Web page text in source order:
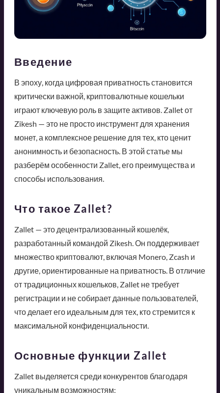
Введение
В эпоху, когда цифровая приватность становится
критически важной, криптовалютные кошельки
играют ключевую роль в защите активов. Zallet от
Zikesh — это не просто инструмент для хранения
монет, а комплексное решение для тех, кто ценит
анонимность и безопасность. В этой статье мы
разберём особенности Zallet, его преимущества и
способы использования.
Что такое Zallet?
Zallet — это децентрализованный кошелёк,
разработанный командой Zikesh. Он поддерживает
множество криптовалют, включая Monero, Zcash и
другие, ориентированные на приватность. В отличие
от традиционных кошельков, Zallet не требует
регистрации и не собирает данные пользователей,
что делает его идеальным для тех, кто стремится к
максимальной конфиденциальности.
Основные функции Zallet
Zallet выделяется среди конкурентов благодаря
уникальным возможностям: